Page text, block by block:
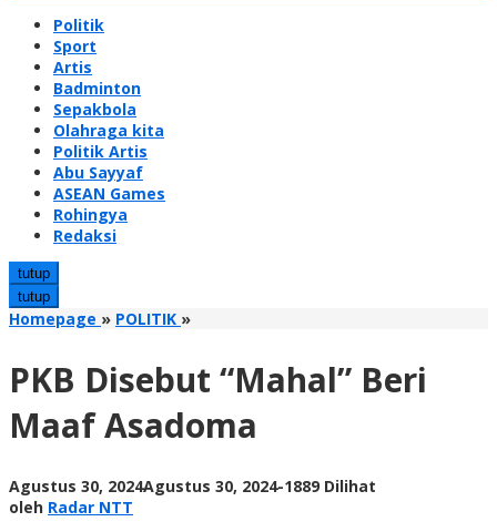
Politik
Sport
Artis
Badminton
Sepakbola
Olahraga kita
Politik Artis
Abu Sayyaf
ASEAN Games
Rohingya
Redaksi
tutup
tutup
Homepage » POLITIK »PKB
Beri
Asadoma
PKB Disebut “Mahal” Beri
Maaf Asadoma
Agustus 30, 2024Agustus 30, 2024oleh
-1889 Dilihat
oleh Radar NTT